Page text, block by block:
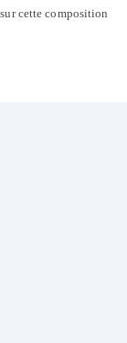
cette composition